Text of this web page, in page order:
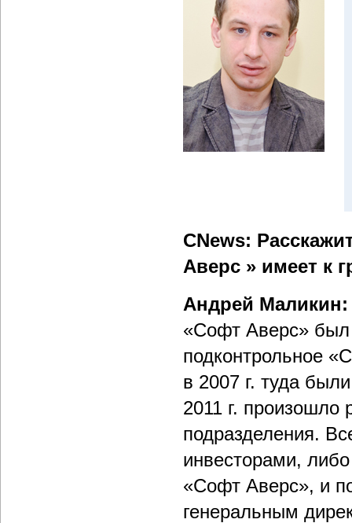
CNews:
Аверс » имеет к
Андрей Маликин:
«Софт Аверс» был
подконтрольное
в 2007 г. туда
2011 г. произошло
подразделения.
инвесторами,
«Софт Аверс», и
генеральным